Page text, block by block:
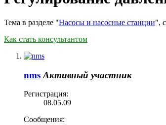
Тема в разделе "Насосы и насосные станции",
Как стать консультантом
nms Активный участник
Регистрация:
08.05.09
Сообщения: